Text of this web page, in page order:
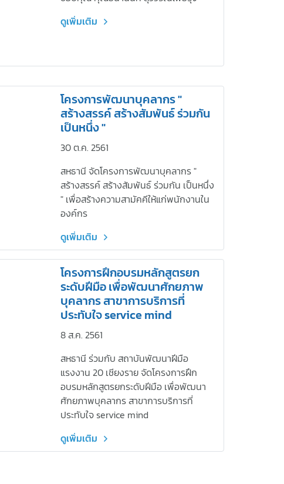
ดูเพิ่มเติม
โครงการพัฒนาบุคลากร "
สร้างสรรค์ สร้างสัมพันธ์ ร่วมกัน
เป็นหนึ่ง "
30 ต.ค. 2561
สหธานี จัดโครงการพัฒนาบุคลากร "
สร้างสรรค์ สร้างสัมพันธ์ ร่วมกัน เป็นหนึ่ง
" เพื่อสร้างความสามัคคีให้แก่พนักงานใน
องค์กร
ดูเพิ่มเติม
โครงการฝึกอบรมหลักสูตรยก
ระดับฝีมือ เพื่อพัฒนาศักยภาพ
บุคลากร สาขาการบริการที่
ประทับใจ service mind
8 ส.ค. 2561
สหธานี ร่วมกับ สถาบันพัฒนาฝีมือ
แรงงาน 20 เชียงราย จัดโครงการฝึก
อบรมหลักสูตรยกระดับฝีมือ เพื่อพัฒนา
ศักยภาพบุคลากร สาขาการบริการที่
ประทับใจ service mind
ดูเพิ่มเติม